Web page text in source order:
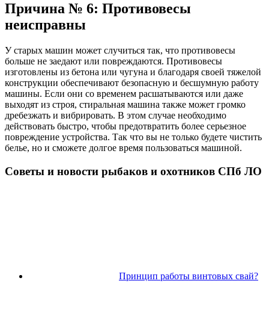
Причина № 6: Противовесы
неисправны
У старых машин может случиться так, что противовесы
больше не заедают или повреждаются. Противовесы
изготовлены из бетона или чугуна и благодаря своей тяжелой
конструкции обеспечивают безопасную и бесшумную работу
машины. Если они со временем расшатываются или даже
выходят из строя, стиральная машина также может громко
дребезжать и вибрировать. В этом случае необходимо
действовать быстро, чтобы предотвратить более серьезное
повреждение устройства. Так что вы не только будете чистить
белье, но и сможете долгое время пользоваться машиной.
Советы и новости рыбаков и охотников СПб ЛО
Принцип работы винтовых свай?